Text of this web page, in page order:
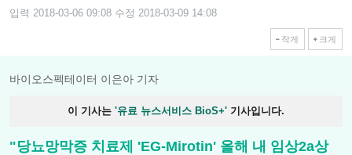
입력 2018-03-06 09:08 수정 2018-03-09 14:08
작게 크게
바이오스펙테이터 이은아 기자
이 기사는 '유료 뉴스서비스 BioS+' 기사입니다.
"당뇨망막증 치료제 'EG-Mirotin' 올해 내 임상2a상